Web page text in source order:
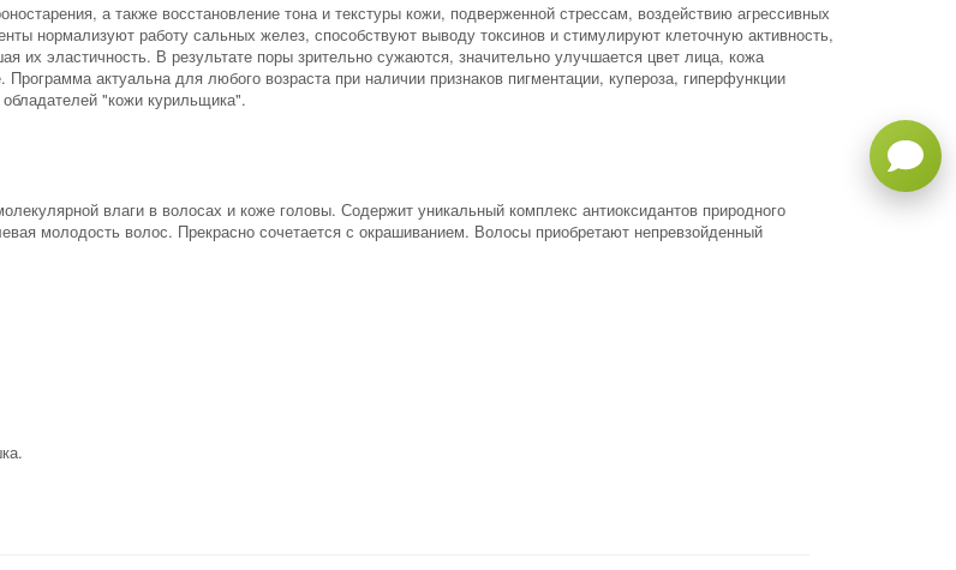
а также восстановление тона и текстуры кожи, подверженной стрессам, воздействию агрессивных
нормализуют работу сальных желез, способствуют выводу токсинов и стимулируют клеточную активность,
их эластичность. В результате поры зрительно сужаются, значительно улучшается цвет лица, кожа
актуальна для любого возраста при наличии признаков пигментации, купероза, гиперфункции
"кожи курильщика".
влаги в волосах и коже головы. Содержит уникальный комплекс антиоксидантов природного
молодость волос. Прекрасно сочетается с окрашиванием. Волосы приобретают непревзойденный